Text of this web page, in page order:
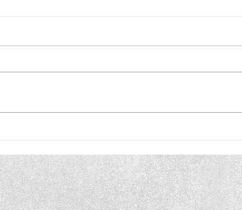
בגדול (וזאת לא המלחמה באיראן)